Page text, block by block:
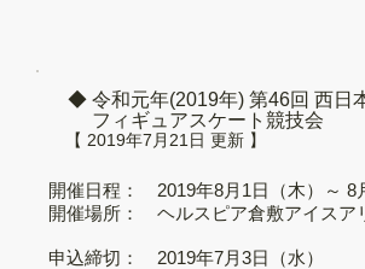
◆ 令和元年(2019年) 第46回 西日
フィギュアスケート競技会
【 2019年7月21日 更新 】
開催日程： 2019年8月1日（木）～ 8
開催場所： ヘルスピア倉敷アイスア
申込締切： 2019年7月3日（水）